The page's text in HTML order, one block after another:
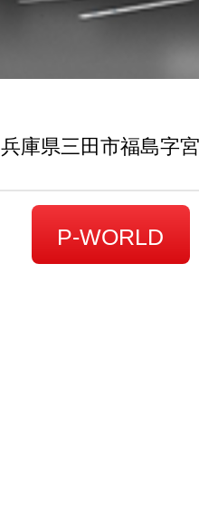
兵庫県三田市福島字
P-WORLD